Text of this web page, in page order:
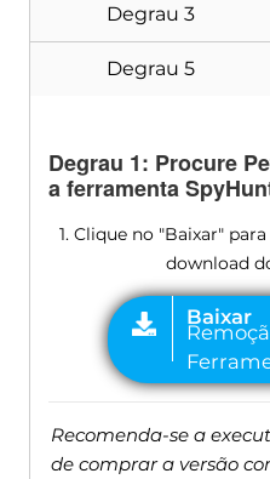
Degrau 3
Degrau 5
Degrau 1: Procure
a ferramenta
1. Clique no "Baixar"
download
Recomenda-se a
de comprar a versão